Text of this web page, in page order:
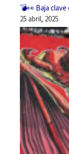
💣👀 Baja
25 abril, 2025